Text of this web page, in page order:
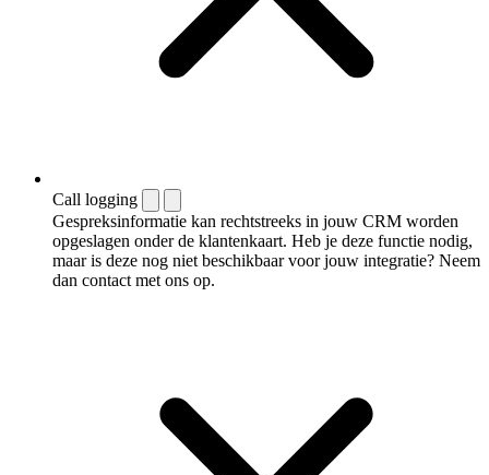
Call logging
Gespreksinformatie kan rechtstreeks in jouw CRM worden
opgeslagen onder de klantenkaart. Heb je deze functie nodig,
maar is deze nog niet beschikbaar voor jouw integratie? Neem
dan contact met ons op.